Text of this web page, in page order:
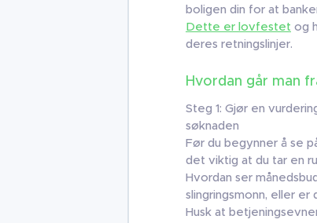
boligen din for at
Dette er lovfestet og
deres retningslinjer.
Hvordan går man
Steg 1: Gjør en
søknaden
Før du begynner å se
det viktig at du tar en
Hvordan ser
slingringsmonn, eller
Husk at